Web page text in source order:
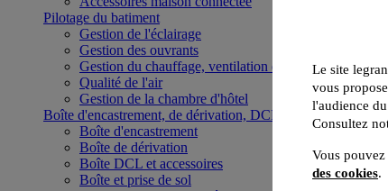
Pilotage du batiment
Gestion de l'éclairage
Gestion des ouvrants
Gestion du chauffage, ventilation et climatisation
Qualité de l'air
Gestion de la chambre d'hôtel
Boîte d'encastrement, de dérivation, DCL et boîte de sol
Boîte d'encastrement
Boîte de dérivation
Boîte DCL et accessoires
Boîte et prise de sol
Le site
vous
l'audience
Consultez
Vous
des cookies.